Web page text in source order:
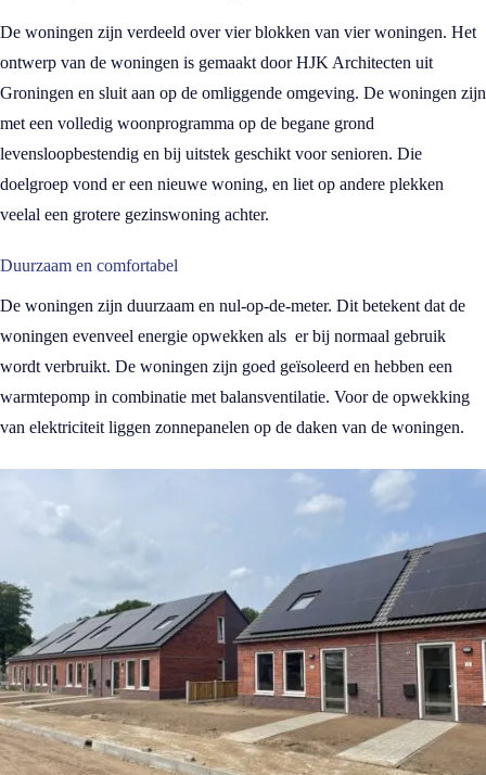
De woningen zijn verdeeld over vier blokken van vier woningen. Het
ontwerp van de woningen is gemaakt door HJK Architecten uit
Groningen en sluit aan op de omliggende omgeving. De woningen zijn
met een volledig woonprogramma op de begane grond
levensloopbestendig en bij uitstek geschikt voor senioren. Die
doelgroep vond er een nieuwe woning, en liet op andere plekken
veelal een grotere gezinswoning achter.
Duurzaam en comfortabel
De woningen zijn duurzaam en nul-op-de-meter. Dit betekent dat de
woningen evenveel energie opwekken als er bij normaal gebruik
wordt verbruikt. De woningen zijn goed geïsoleerd en hebben een
warmtepomp in combinatie met balansventilatie. Voor de opwekking
van elektriciteit liggen zonnepanelen op de daken van de woningen.